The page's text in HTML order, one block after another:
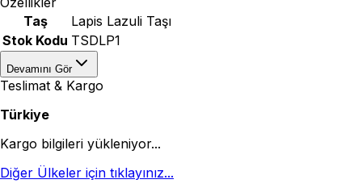
Taş
Lapis Lazuli Taşı
Stok Kodu TSDLP1
Devamını Gör
Teslimat & Kargo
Türkiye
Kargo bilgileri yükleniyor...
Diğer Ülkeler için tıklayınız...